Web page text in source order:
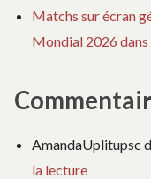
Matchs sur écran
Mondial 2026
AmandaUplitupsc
la lecture